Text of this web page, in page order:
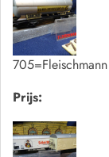
Prijs: